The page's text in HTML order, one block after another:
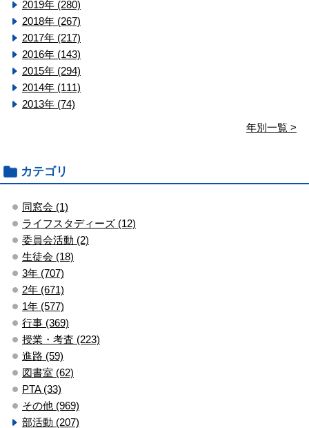
2019年 (280)
2018年 (267)
2017年 (217)
2016年 (143)
2015年 (294)
2014年 (111)
2013年 (74)
年別一覧 >
カテゴリ
同窓会 (1)
ライフスタディーズ (12)
委員会活動 (2)
生徒会 (18)
3年 (707)
2年 (671)
1年 (577)
行事 (369)
授業・考査 (223)
進路 (59)
図書室 (62)
PTA (33)
その他 (969)
部活動 (207)